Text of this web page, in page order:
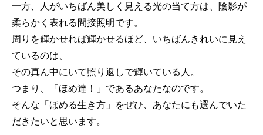
一方、人がいちばん美しく見える光の当て方は、陰影が
柔らかく表れる間接照明です。
周りを輝かせれば輝かせるほど、いちばんきれいに見え
ているのは、
その真ん中にいて照り返しで輝いている人。
つまり、「ほめ達！」であるあなたなのです。
そんな「ほめる生き方」をぜひ、あなたにも選んでいた
だきたいと思います。